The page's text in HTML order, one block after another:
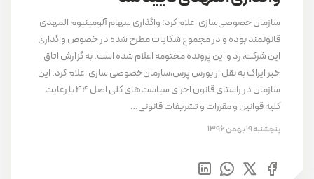
سازمان خصوصی‌سازی اعلام کرد: واگذاری سهام آلومینیوم المهدی
قانونمند بوده و در مجموع شکایات مطرح‌ شده در خصوص واگذاری
این شرکت، رد و این پرونده مختومه اعلام شده است. به گزارش اتاق
خبر ایراک به نقل از بورس پرس،سازمان‌خصوصی سازی اعلام کرد: این
سازمان در راستای قانون اجرای سیاست‌های کلی اصل ۴۴ با رعایت
کلیه قوانین و مقررات و تشریفات قانونی…
پنجشنبه 19 بهمن 1396